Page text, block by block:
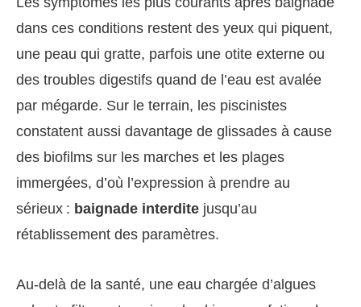
dans ces conditions restent des yeux qui piquent,
une peau qui gratte, parfois une otite externe ou
des troubles digestifs quand de l’eau est avalée
par mégarde. Sur le terrain, les piscinistes
constatent aussi davantage de glissades à cause
des biofilms sur les marches et les plages
immergées, d’où l’expression à prendre au
sérieux : baignade interdite jusqu’au
rétablissement des paramètres.
Au-delà de la santé, une eau chargée d’algues